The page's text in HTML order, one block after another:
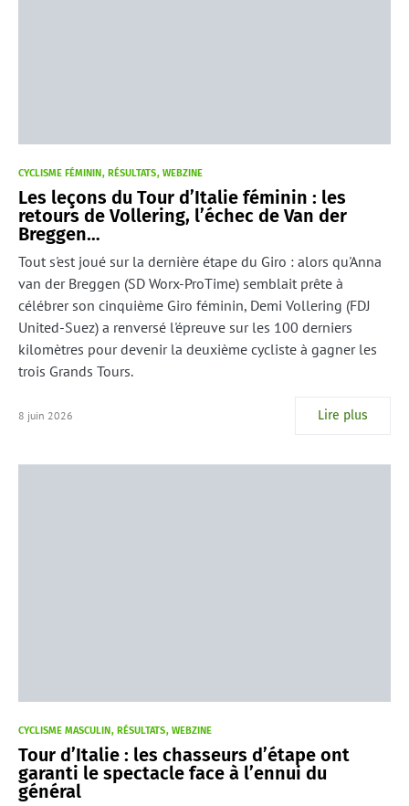
CYCLISME FÉMININ RÉSULTATS WEBZINE
Les leçons du Tour d’Italie féminin : les
retours de Vollering, l’échec de Van der
Breggen…
Tout s'est joué sur la dernière étape du Giro : alors qu'Anna
van der Breggen (SD Worx-ProTime) semblait prête à
célébrer son cinquième Giro féminin, Demi Vollering (FDJ
United-Suez) a renversé l'épreuve sur les 100 derniers
kilomètres pour devenir la deuxième cycliste à gagner les
trois Grands Tours.
8 juin 2026 Lire plus
CYCLISME MASCULIN RÉSULTATS WEBZINE
Tour d’Italie : les chasseurs d’étape ont
garanti le spectacle face à l’ennui du
général